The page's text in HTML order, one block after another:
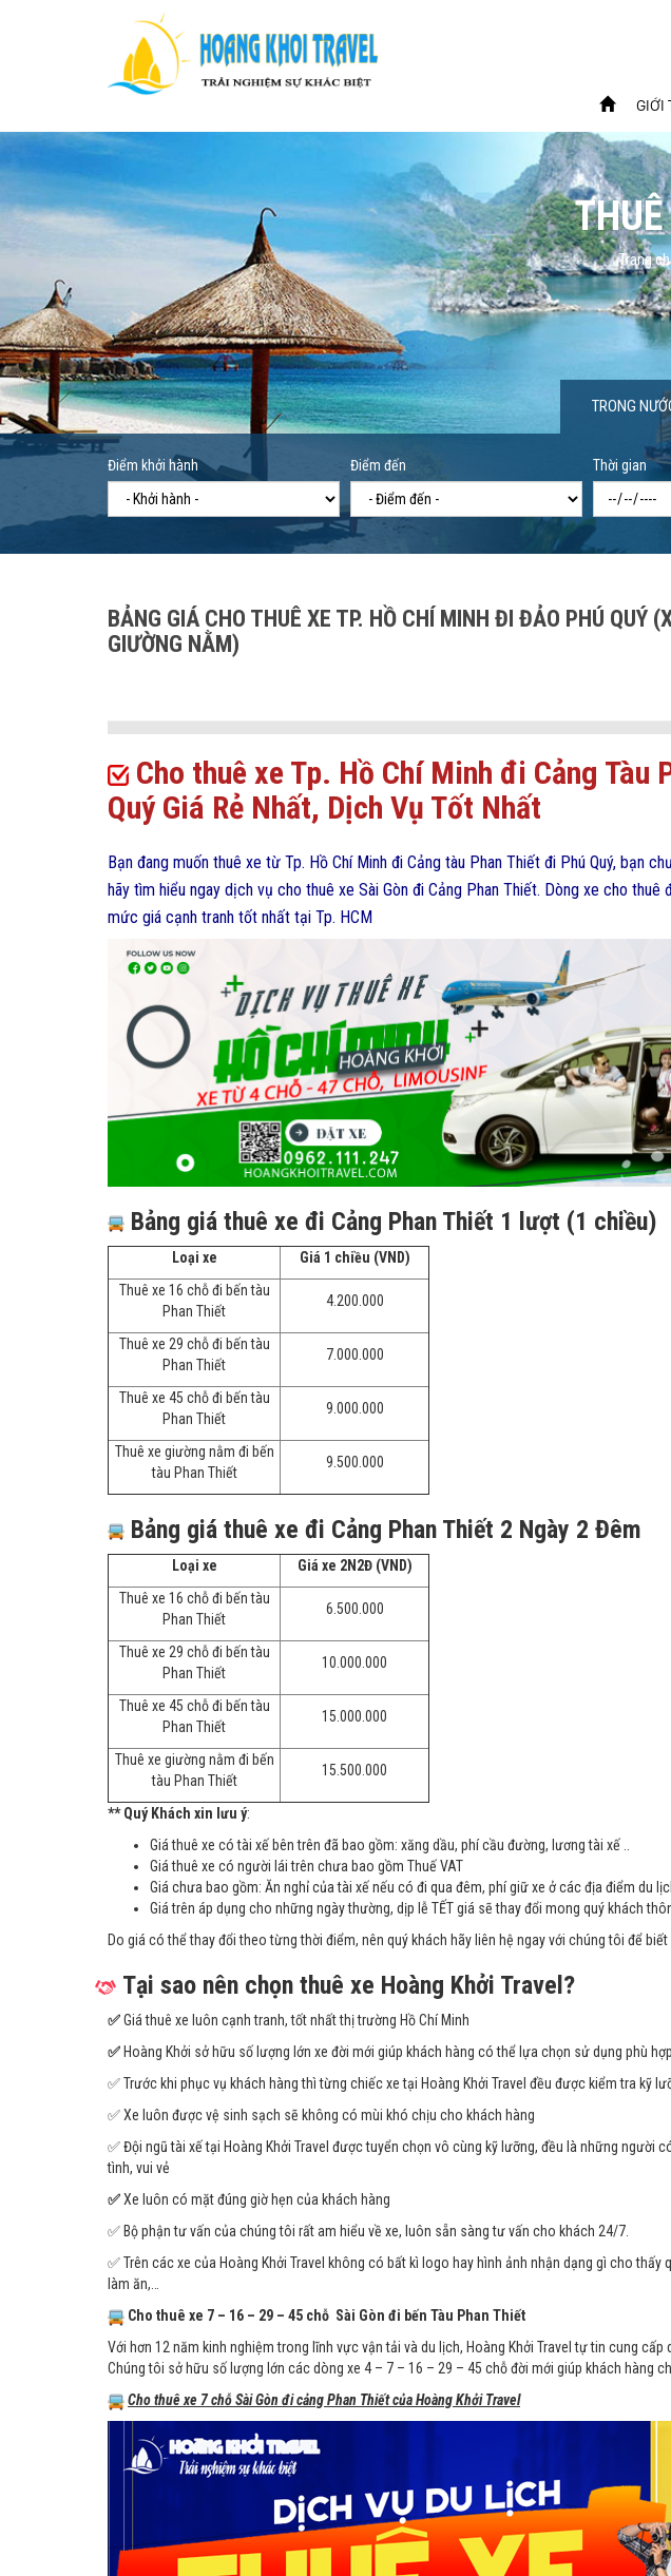
GIỚI
Trang
TRONG
Điểm khởi hành Điểm đến Thời gian
BẢNG GIÁ CHO THUÊ XE TP. HỒ CHÍ MINH ĐI ĐẢO PHÚ QUÝ
GIƯỜNG NẰM)
Cho thuê xe Tp. Hồ Chí Minh đi Cảng Tàu
Quý Giá Rẻ Nhất, Dịch Vụ Tốt Nhất
Bạn đang muốn thuê xe từ Tp. Hồ Chí Minh đi Cảng tàu Phan Thiết đi Phú Quý, bạn
hãy tìm hiểu ngay dịch vụ cho thuê xe Sài Gòn đi Cảng Phan Thiết. Dòng xe cho
mức giá cạnh tranh tốt nhất tại Tp. HCM
Bảng giá thuê xe đi Cảng Phan Thiết 1 lượt (1 chiều)
Loại xe
Giá 1 chiều (VND)
Thuê xe 16 chỗ đi bến tàu
Phan Thiết
4.200.000
Thuê xe 29 chỗ đi bến tàu
Phan Thiết
7.000.000
Thuê xe 45 chỗ đi bến tàu
Phan Thiết
9.000.000
Thuê xe giường nằm đi bến
tàu Phan Thiết
9.500.000
Bảng giá thuê xe đi Cảng Phan Thiết 2 Ngày 2 Đêm
Loại xe
Giá xe 2N2Đ (VND)
Thuê xe 16 chỗ đi bến tàu
Phan Thiết
6.500.000
Thuê xe 29 chỗ đi bến tàu
Phan Thiết
10.000.000
Thuê xe 45 chỗ đi bến tàu
Phan Thiết
15.000.000
Thuê xe giường nằm đi bến
tàu Phan Thiết
15.500.000
** Quý Khách xin lưu ý:
Giá thuê xe có tài xế bên trên đã bao gồm: xăng dầu, phí cầu đường, lương tài xế ..
Giá thuê xe có người lái trên chưa bao gồm Thuế VAT
Giá chưa bao gồm: Ăn nghỉ của tài xế nếu có đi qua đêm, phí giữ xe ở các địa điểm du
Giá trên áp dụng cho những ngày thường, dịp lễ TẾT giá sẽ thay đổi mong quý khách
Do giá có thể thay đổi theo từng thời điểm, nên quý khách hãy liên hệ ngay với chúng tôi để
Tại sao nên chọn thuê xe Hoàng Khởi Travel ?
✅Giá thuê xe luôn cạnh tranh, tốt nhất thị trường Hồ Chí Minh
✅ Hoàng Khởi sở hữu số lượng lớn xe đời mới giúp khách hàng có thể lựa chọn sử dụng phù
✅ Trước khi phục vụ khách hàng thì từng chiếc xe tại Hoàng Khởi Travel đều được kiểm tra kỹ
✅ Xe luôn được vệ sinh sạch sẽ không có mùi khó chịu cho khách hàng
✅ Đội ngũ tài xế tại Hoàng Khởi Travel được tuyển chọn vô cùng kỹ lưỡng, đều là những người
tình, vui vẻ
✅Xe luôn có mặt đúng giờ hẹn của khách hàng
✅ Bộ phận tư vấn của chúng tôi rất am hiểu về xe, luôn sẵn sàng tư vấn cho khách 24/7.
✅ Trên các xe của Hoàng Khởi Travel không có bất kì logo hay hình ảnh nhận dạng gì cho
làm ăn,…
Cho thuê xe 7 – 16 – 29 – 45 chỗ Sài Gòn đi bến Tàu Phan Thiết
Với hơn 12 năm kinh nghiệm trong lĩnh vực vận tải và du lịch, Hoàng Khởi Travel tự tin cung
Chúng tôi sở hữu số lượng lớn các dòng xe 4 – 7 – 16 – 29 – 45 chỗ đời mới giúp khách hàng
Cho thuê xe 7 chỗ Sài Gòn đi cảng Phan Thiết của Hoàng Khởi Travel